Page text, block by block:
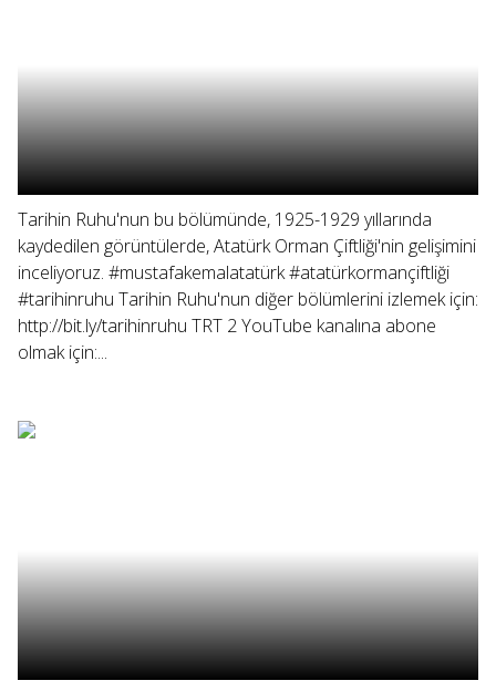
Tarihin Ruhu'nun bu bölümünde, 1925-1929 yıllarında
kaydedilen görüntülerde, Atatürk Orman Çiftliği'nin gelişimini
inceliyoruz. #mustafakemalatatürk #atatürkormançiftliği
#tarihinruhu Tarihin Ruhu'nun diğer bölümlerini izlemek için:
http://bit.ly/tarihinruhu TRT 2 YouTube kanalına abone
olmak için:...